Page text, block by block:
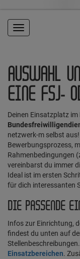
Toggle
navigation
AUSWAHL
EINE FSJ-
Deinen Einsatzplatz im
netzwerk-m selbst
Bewerbungsprozess,
Rahmenbedingungen
vereinbarst du immer
Ideal ist im ersten
für dich interessanten
DIE PASSENDE
Infos zur Einrichtung,
findest du unten auf
Einsatzbereichen.